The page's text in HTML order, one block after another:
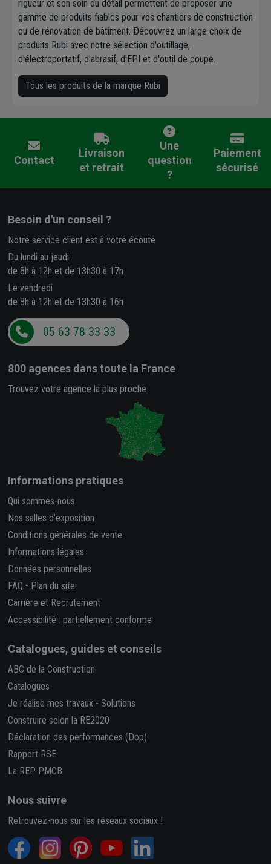
rigueur et son soin du détail permettent de proposer une
gamme de produits fiables pour vos chantiers de construction
ou de rénovation de bâtiment. Découvrez un large choix de
produits Rubi avec notre sélection d'outillage,
d'électroportatif, d'abrasif, d'EPI et d'outil de coupe.
Tous les produits de la marque Rubi
Contact
Livraison
et retrait
Une
question
?
Paiement
sécurisé
Besoin d'un conseil ?
Notre service client est à votre écoute
Du lundi au jeudi
de 8h à 12h et de 13h30 à 17h
Le vendredi
de 8h à 12h et de 13h30 à 16h
05 63 78 33 33
800 agences dans toute la France
Trouvez votre agence la plus proche
Informations pratiques
Qui sommes-nous
Nos salles d'exposition
Conditions générales de vente
Informations légales
Données personnelles
FAQ - Plan du site
Carrière et Recrutement
Accessibilité : partiellement conforme
Catalogues, guides et conseils
ABC de la Construction
Catalogues
Je réalise mes travaux - Solutions
Construire selon la RE2020
Déclaration des performances (Dop)
Rapport RSE
La REP PMCB
Nous suivre
Retrouvez-nous sur les réseaux sociaux !